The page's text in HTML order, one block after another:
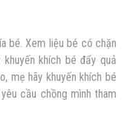
bé. Xem liệu bé có chặn
khích bé đẩy quả
mẹ hãy khuyến khích bé
cầu chồng mình tham